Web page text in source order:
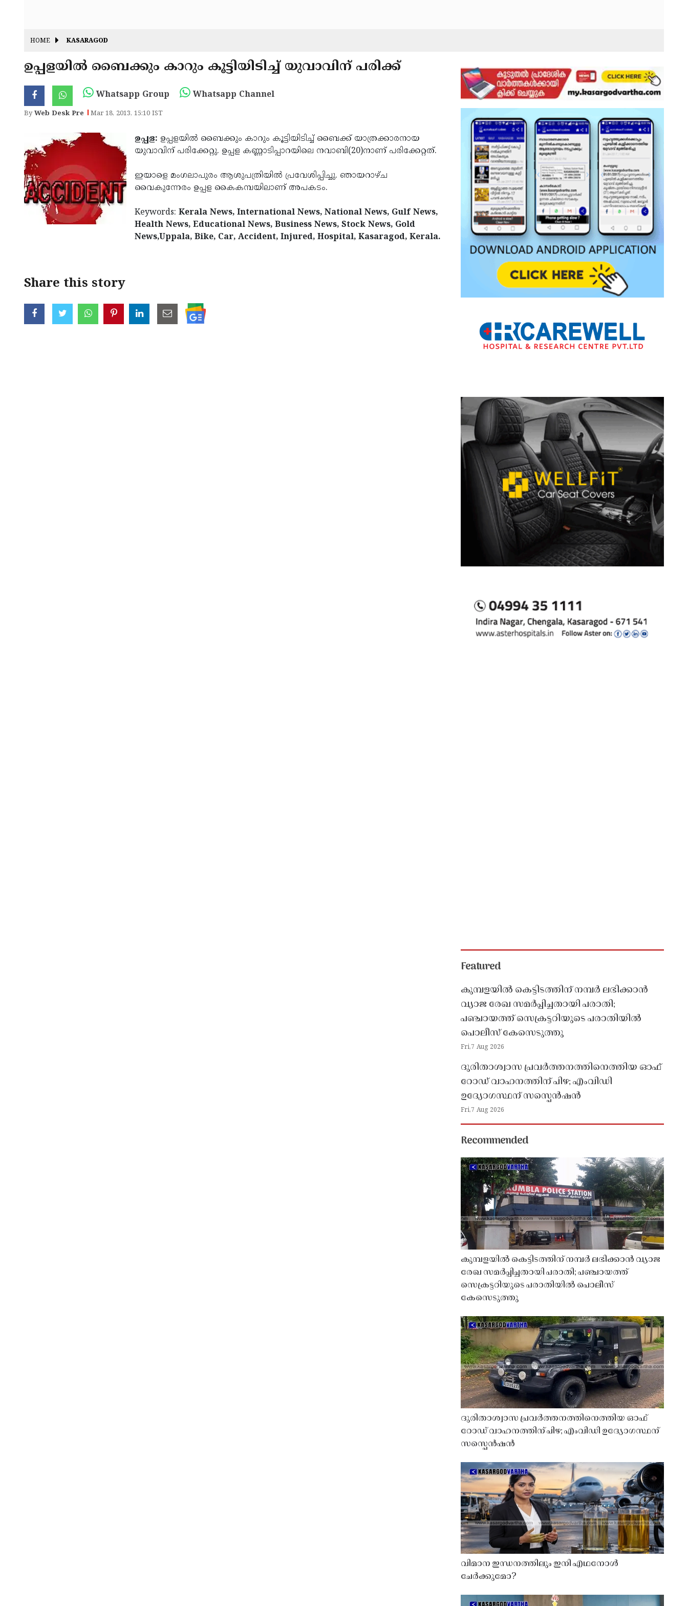
HOME KASARAGOD
ഉപ്പളയില്‍ ബൈക്കും കാറും കൂട്ടിയിടിച്ച് യുവാവിന് പരിക്ക്
Whatsapp Group Whatsapp Channel
ByWeb Desk Pre Mar 18, 2013, 15:10 IST
ഉപ്പള: ഉപ്പളയില്‍ ബൈക്കും കാറും കൂട്ടിയിടിച്ച് ബൈക്ക് യാത്രക്കാരനായ
യുവാവിന് പരിക്കേറ്റു. ഉപ്പള കണ്ണാടിപ്പാറയിലെ നവാബി(20)നാണ് പരിക്കേറ്റത്.
ഇയാളെ മംഗലാപുരം ആശുപത്രിയില്‍ പ്രവേശിപ്പിച്ചു. ഞായറാഴ്ച
വൈകുന്നേരം ഉപ്പള കൈകമ്പയിലാണ് അപകടം.
Keywords: Kerala News, International News, National News, Gulf News,
Health News, Educational News, Business News, Stock News, Gold
News,Uppala, Bike, Car, Accident, Injured, Hospital, Kasaragod, Kerala.
Share this story
Featured
കുമ്പളയിൽ കെട്ടിടത്തിന് നമ്പർ ലഭിക്കാൻ
വ്യാജ രേഖ സമർപ്പിച്ചതായി പരാതി;
പഞ്ചായത്ത് സെക്രട്ടറിയുടെ പരാതിയിൽ
പൊലീസ് കേസെടുത്തു
Fri,7 Aug 2026
ദുരിതാശ്വാസ പ്രവർത്തനത്തിനെത്തിയ ഓഫ്
റോഡ് വാഹനത്തിന് പിഴ; എംവിഡി
ഉദ്യോഗസ്ഥന് സസ്പെൻഷൻ
Fri,7 Aug 2026
Recommended
കുമ്പളയിൽ കെട്ടിടത്തിന് നമ്പർ ലഭിക്കാൻ വ്യാജ
രേഖ സമർപ്പിച്ചതായി പരാതി; പഞ്ചായത്ത്
സെക്രട്ടറിയുടെ പരാതിയിൽ പൊലീസ്
കേസെടുത്തു
ദുരിതാശ്വാസ പ്രവർത്തനത്തിനെത്തിയ ഓഫ്
റോഡ് വാഹനത്തിന് പിഴ; എംവിഡി ഉദ്യോഗസ്ഥന്
സസ്പെൻഷൻ
വിമാന ഇന്ധനത്തിലും ഇനി എഥനോൾ
ചേർക്കുമോ?